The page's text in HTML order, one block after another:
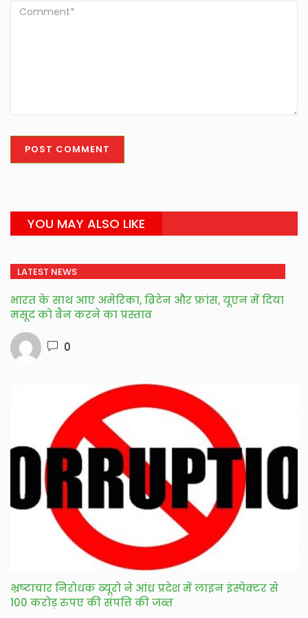
YOU MAY ALSO LIKE
LATEST NEWS
भारत के साथ आए अमेरिका, ब्रिटेन और फ्रांस, यूएन में दिया
मसूद को बैन करने का प्रस्ताव
0
भ्रष्‍टाचार निरोधक ब्‍यूरो ने आंध्र प्रदेश में लाइन इंस्पेक्टर से
100 करोड़ रुपए की संपत्ति की जब्त